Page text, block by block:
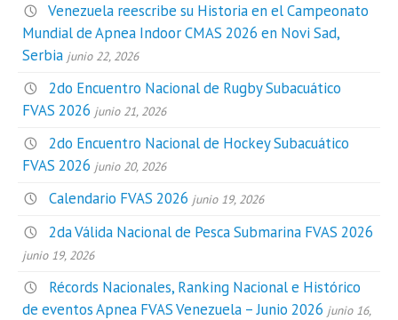
Venezuela reescribe su Historia en el Campeonato
Mundial de Apnea Indoor CMAS 2026 en Novi Sad,
Serbia junio 22, 2026
2do Encuentro Nacional de Rugby Subacuático
FVAS 2026 junio 21, 2026
2do Encuentro Nacional de Hockey Subacuático
FVAS 2026 junio 20, 2026
Calendario FVAS 2026 junio 19, 2026
2da Válida Nacional de Pesca Submarina FVAS 2026
junio 19, 2026
Récords Nacionales, Ranking Nacional e Histórico
de eventos Apnea FVAS Venezuela – Junio 2026 junio 16,